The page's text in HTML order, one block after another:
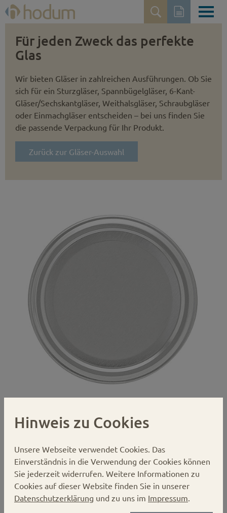
Für jeden Zweck das perfekte
Glas
Wir bieten Gläser in zahlreichen Ausführungen. Ob Sie
sich für ein Sturzgläser, Spannbügelgläser, 6-Kant-
Gläser/Sechskantgläser, Weithalsgläser, Schraubgläser
oder Einmachgläser entscheiden – bei uns finden Sie
die passende Verpackung für Ihr Produkt.
Zurück zur Gläser-Auswahl
Gläserdeckel 82mm silber Deep
Karton:
500 Stück
Verschluss:
Deep Twist-off
Deckel-Durchmesser: 82 mm
Hinweis zu Cookies
Unsere Webseite verwendet Cookies. Das
Einverständnis in die Verwendung der Cookies können
Sie jederzeit widerrufen. Weitere Informationen zu
Cookies auf dieser Website finden Sie in unserer
Datenschutzerklärung und zu uns im Impressum